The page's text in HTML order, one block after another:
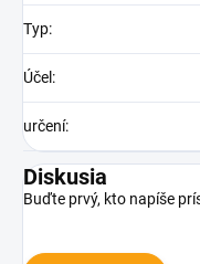
Typ:
Účel :
určení:
Diskusia
Buďte prvý, kto napíše